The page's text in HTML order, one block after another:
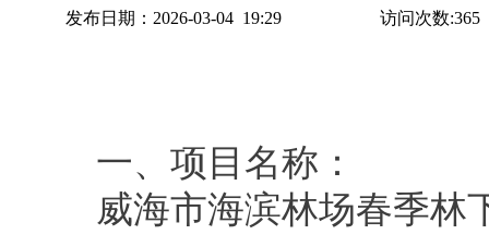
发布日期：2026-03-04 19:29 访问次数:365
一、项目名称：
威海市海滨林场春季林